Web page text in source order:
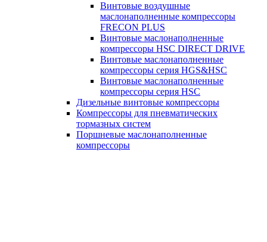
Винтовые воздушные
маслонаполненные компрессоры
FRECON PLUS
Винтовые маслонаполненные
компрессоры HSC DIRECT DRIVE
Винтовые маслонаполненные
компрессоры серия HGS&HSC
Винтовые маслонаполненные
компрессоры серия HSC
Дизельные винтовые компрессоры
Компрессоры для пневматических
тормазных систем
Поршневые маслонаполненные
компрессоры